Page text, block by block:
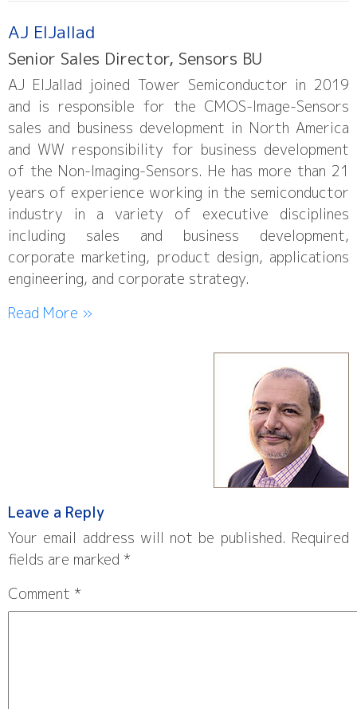
AJ ElJallad
Senior Sales Director, Sensors BU
AJ ElJallad joined Tower Semiconductor in 2019
and is responsible for the CMOS-Image-Sensors
sales and business development in North America
and WW responsibility for business development
of the Non-Imaging-Sensors. He has more than 21
years of experience working in the semiconductor
industry in a variety of executive disciplines
including sales and business development,
corporate marketing, product design, applications
engineering, and corporate strategy.
Read More »
Leave a Reply
Your email address will not be published. Required
fields are marked *
Comment *